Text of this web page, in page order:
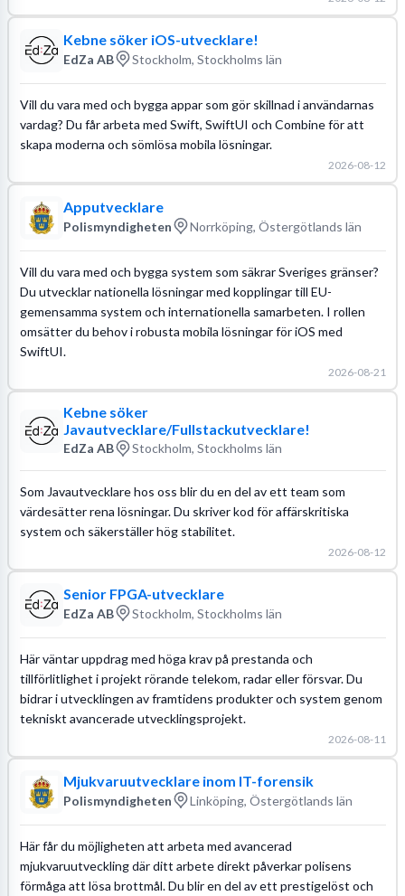
Kebne söker iOS-utvecklare!
EdZa AB Stockholm, Stockholms län
Vill du vara med och bygga appar som gör skillnad i användarnas
vardag? Du får arbeta med Swift, SwiftUI och Combine för att
skapa moderna och sömlösa mobila lösningar.
2026-08-12
Apputvecklare
Polismyndigheten Norrköping, Östergötlands län
Vill du vara med och bygga system som säkrar Sveriges gränser?
Du utvecklar nationella lösningar med kopplingar till EU-
gemensamma system och internationella samarbeten. I rollen
omsätter du behov i robusta mobila lösningar för iOS med
SwiftUI.
2026-08-21
Kebne söker
Javautvecklare/Fullstackutvecklare!
EdZa AB Stockholm, Stockholms län
Som Javautvecklare hos oss blir du en del av ett team som
värdesätter rena lösningar. Du skriver kod för affärskritiska
system och säkerställer hög stabilitet.
2026-08-12
Senior FPGA-utvecklare
EdZa AB Stockholm, Stockholms län
Här väntar uppdrag med höga krav på prestanda och
tillförlitlighet i projekt rörande telekom, radar eller försvar. Du
bidrar i utvecklingen av framtidens produkter och system genom
tekniskt avancerade utvecklingsprojekt.
2026-08-11
Mjukvaruutvecklare inom IT-forensik
Polismyndigheten Linköping, Östergötlands län
Här får du möjligheten att arbeta med avancerad
mjukvaruutveckling där ditt arbete direkt påverkar polisens
förmåga att lösa brottmål. Du blir en del av ett prestigelöst och